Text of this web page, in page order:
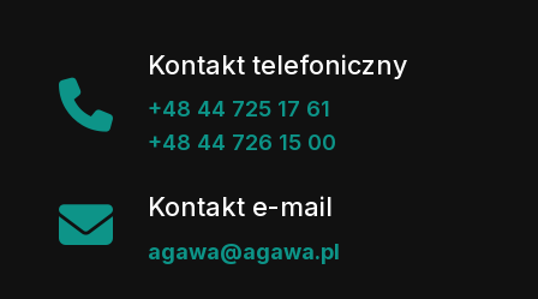
Kontakt telefoniczny
+48 44 725 17 61
+48 44 726 15 00
Kontakt e-mail
agawa@agawa.pl